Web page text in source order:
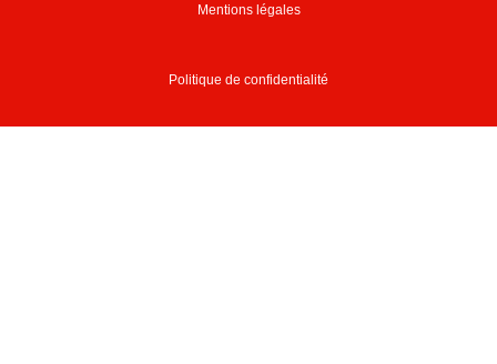
Mentions légales
Politique de confidentialité